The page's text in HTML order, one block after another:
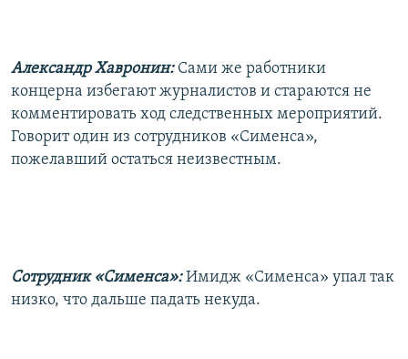
Александр Хавронин: Сами же работники
концерна избегают журналистов и стараются не
комментировать ход следственных мероприятий.
Говорит один из сотрудников «Сименса»,
пожелавший остаться неизвестным.
Сотрудник «Сименса»:Имидж «Сименса» упал так
низко, что дальше падать некуда.